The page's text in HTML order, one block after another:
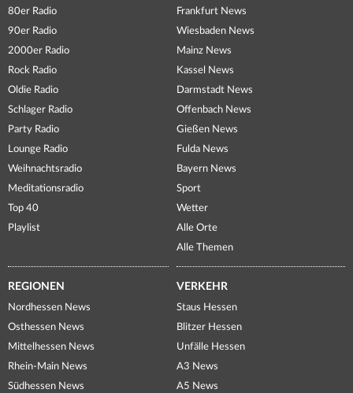
80er Radio
90er Radio
2000er Radio
Rock Radio
Oldie Radio
Schlager Radio
Party Radio
Lounge Radio
Weihnachtsradio
Meditationsradio
Top 40
Playlist
Frankfurt News
Wiesbaden News
Mainz News
Kassel News
Darmstadt News
Offenbach News
Gießen News
Fulda News
Bayern News
Sport
Wetter
Alle Orte
Alle Themen
REGIONEN
Nordhessen News
Osthessen News
Mittelhessen News
Rhein-Main News
Südhessen News
VERKEHR
Staus Hessen
Blitzer Hessen
Unfälle Hessen
A3 News
A5 News